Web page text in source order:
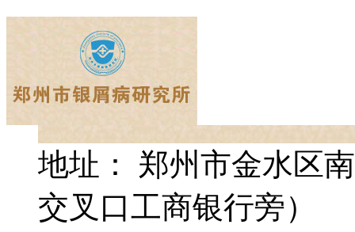
地址： 郑州市金水区
交叉口工商银行旁）